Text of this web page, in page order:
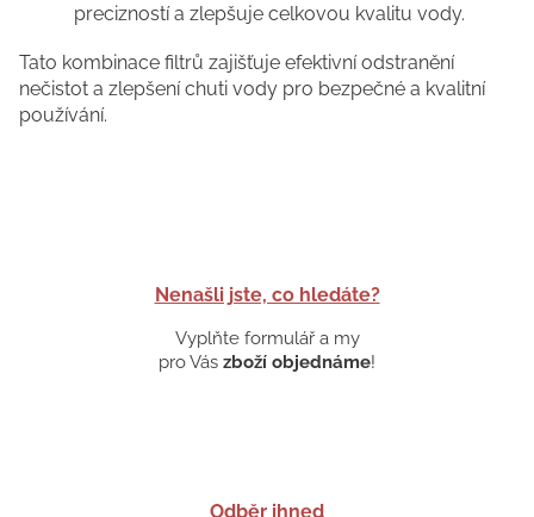
Nenašli jste, co hledáte?
Vyplňte formulář a my
pro Vás zboží objednáme!
Odběr ihned
precizností a zlepšuje celkovou kvalitu vody.
Tato kombinace filtrů zajišťuje efektivní odstranění
nečistot a zlepšení chuti vody pro bezpečné a kvalitní
používání.